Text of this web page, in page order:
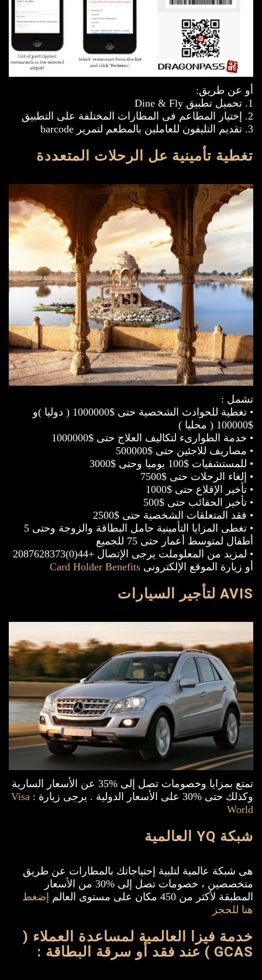
أو عن طريق:
1. تحميل تطبيق Dine & Fly
2. إختيار المطاعم فى المطارات المختلفة على التطبيق
3. تقديم التليفون للعاملين بالمطعم لتمرير barcode
تغطية تأمينية عل الرحلات المتعددة
تشمل :
• تغطية للحوادث الشخصية حتى $1000000 ( دوليا )و
$100000 ( محليا )
• خدمة الطوارىء لتكاليف العلاج حتى $1000000
• مصاريف للاجئين حتى $500000
• للمستشفيات $100 يوميا وحتى $3000
• إلغاء الرحلات حتى $7500
• تأخير الإقلاع حتى $1000
• تأخير الحقائب حتى $500
• فقد المتعلقات الشخصية حتى $2500
• تغطى المزايا التأمينية حامل البطاقة والزوجة وحتى 5
أطفال لمتوسط أعمار حتى 75 للجميع
• لمزيد من المعلوملت يرجى الإتصال +44(0)2087628373
أو زيارة الموقع الإلكترونى Card Holder Benefits
AVIS لتأجير السيارات
تمتع بمزايا وخصومات تصل إلى %35 عن الأسعار السارية
وكذلك حتى %30 على الأسعار الدولية . يرجى زيارة :
Visa
World
شبكة YQ العالمية
هى شبكة عالمية لتلبية إحتياجاتك بالمطارات عن طريق
متخصصين ، خصومات تصل إلى %30 من الأسعار
المطبقة لأكثر من 450 مكان على مستوى العالم
إضغط
هنا للحجز
خدمة فيزا العالمية لمساعدة العملاء (
GCAS ) عند فقد أو سرقة البطاقة :